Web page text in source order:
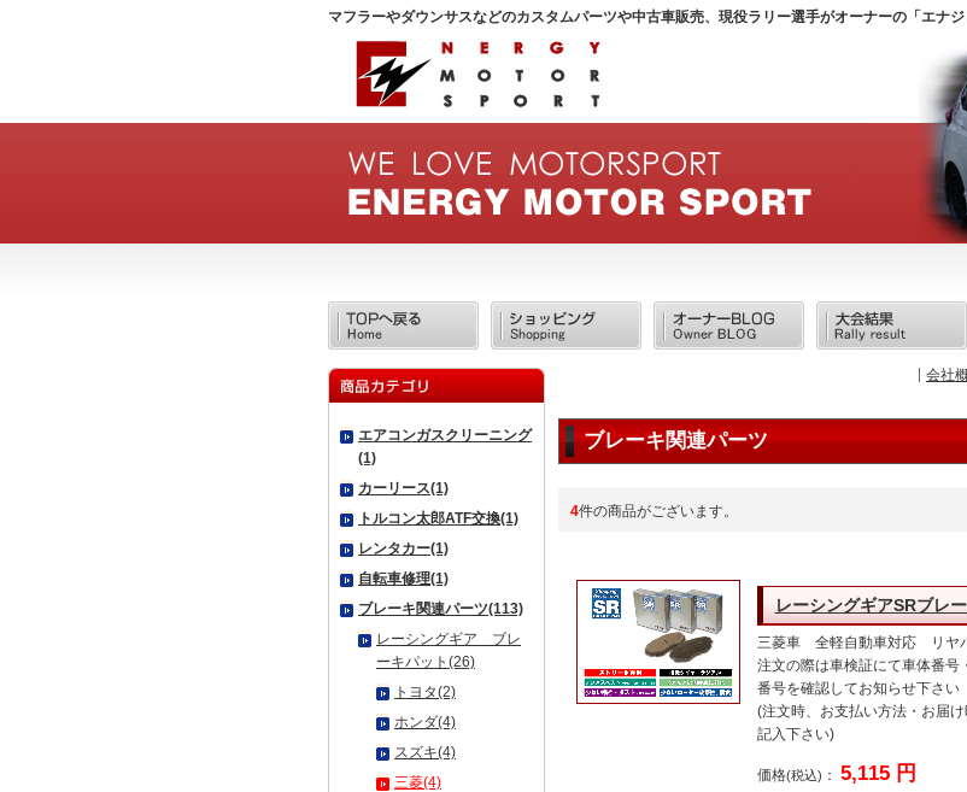
マフラーやダウンサスなどのカスタムパーツや中古車販売、現役ラリー選手がオーナーの「エナジ
エアコンガスクリーニング
(1)
カーリース(1)
トルコン太郎ATF交換(1)
レンタカー(1)
自転車修理(1)
ブレーキ関連パーツ(113)
レーシングギア ブレ
ーキパット(26)
トヨタ(2)
ホンダ(4)
スズキ(4)
三菱(4)
会社
ブレーキ関連パーツ
4件の商品がございます。
レーシングギアSRブ
三菱車 全軽自動車対応 リヤ
注文の際は車検証にて車体番号
番号を確認してお知らせ下さい
(注文時、お支払い方法・お届
記入下さい)
価格(税込) ： 5,115 円